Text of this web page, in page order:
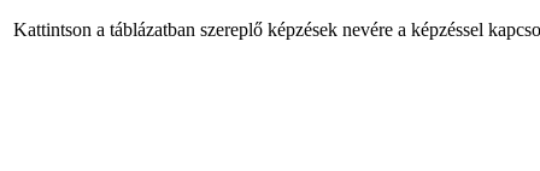
Kattintson a táblázatban szereplő képzések nevére a képzéssel